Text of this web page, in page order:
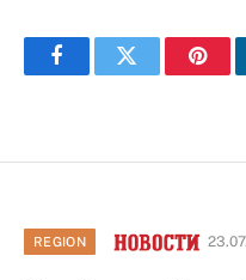
FacebookTwitter
REGION